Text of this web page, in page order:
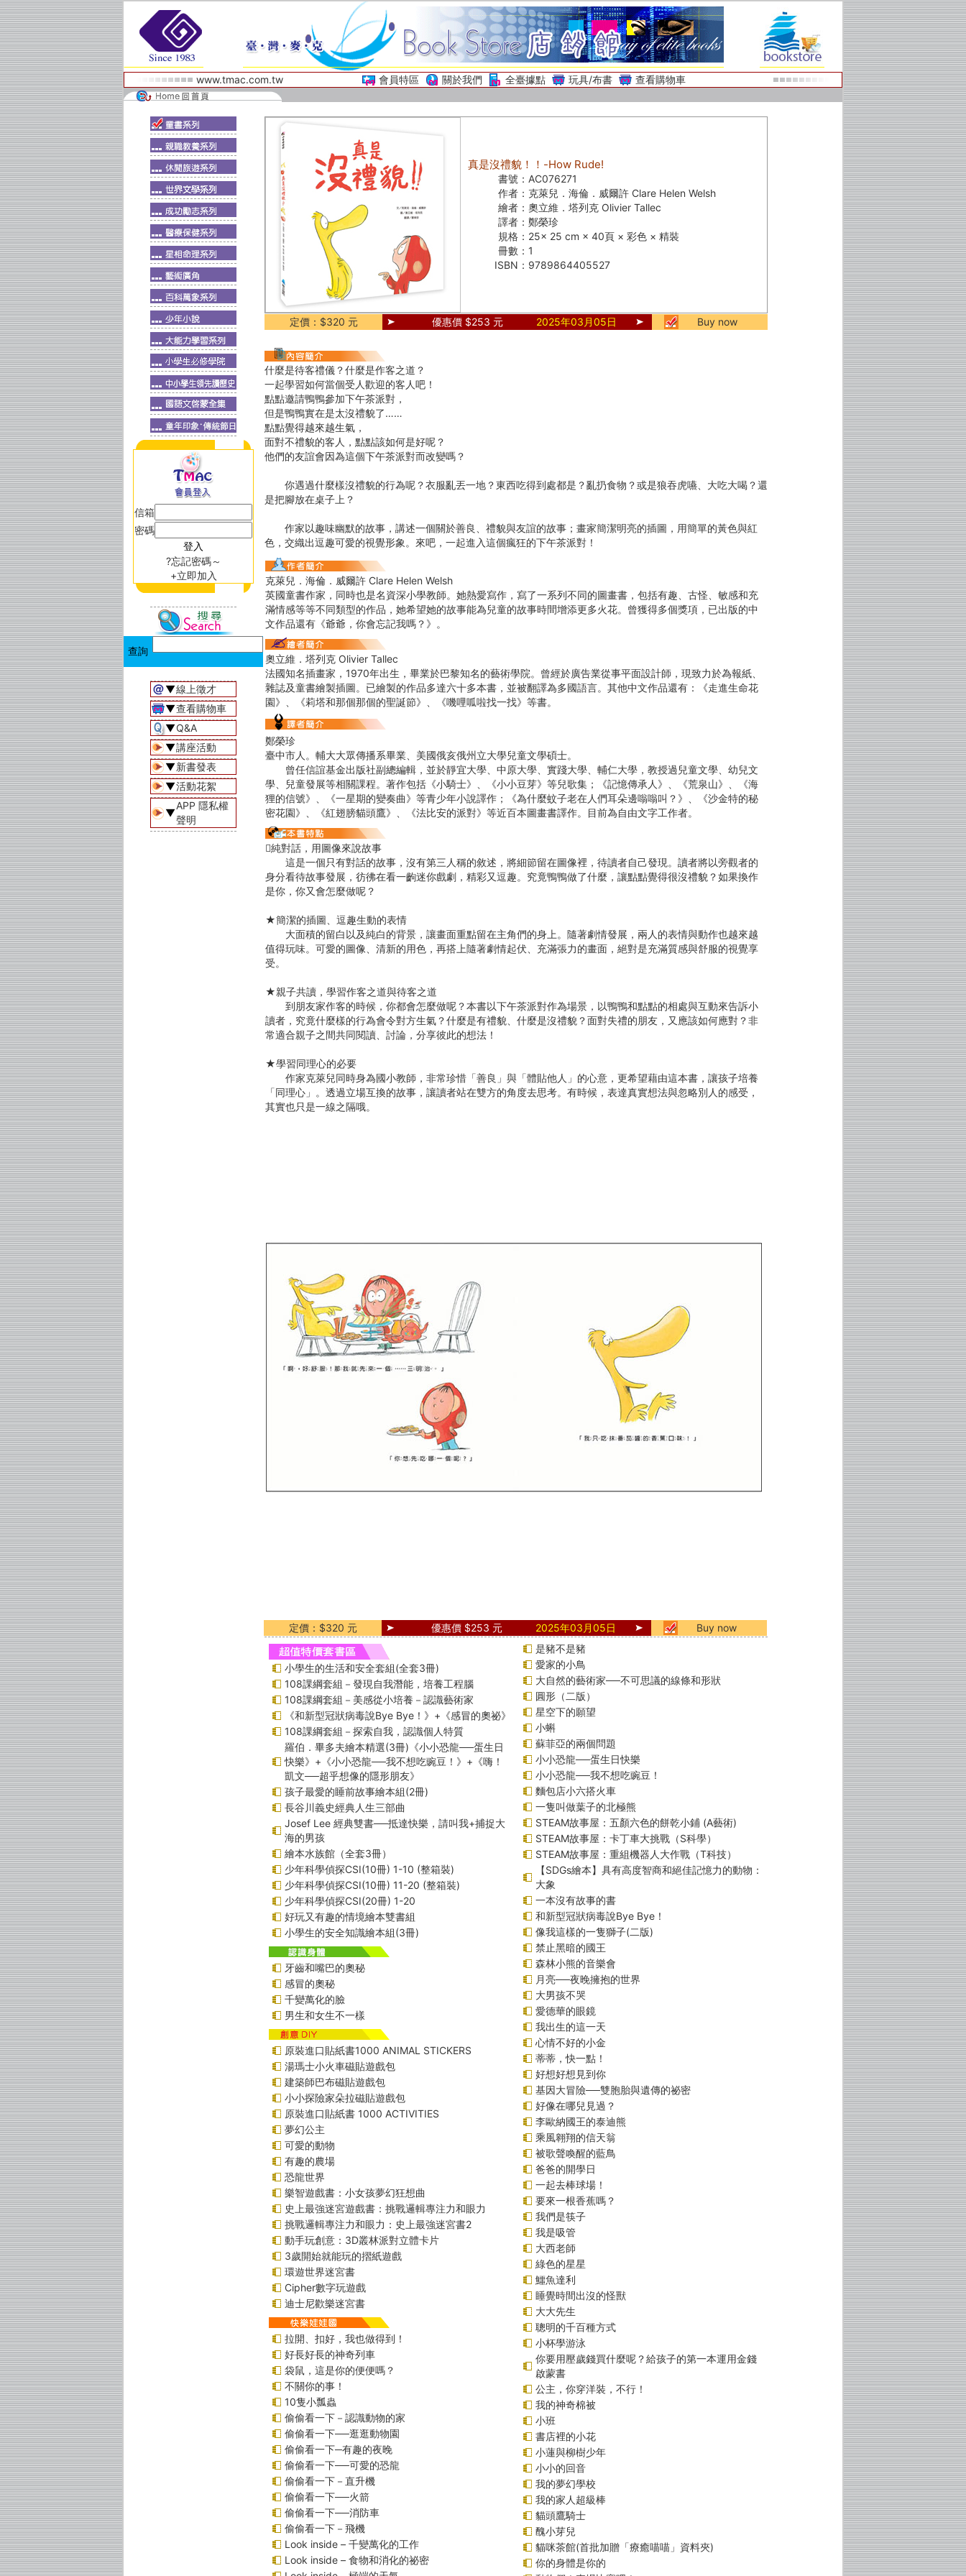
www.tmac.com.tw 會員特區 關於我們 全臺據點 玩具/布書 查看購物車
信箱
密碼
?忘記密碼～
+立即加入
▼線上徵才
▼查看購物車
▼Q&A
▼講座活動
▼新書發表
▼活動花絮
▼
APP 隱私權
聲明
真是沒禮貌！！-How Rude!
書號： AC076271
作者： 克萊兒．海倫．威爾許 Clare Helen Welsh
繪者： 奧立維．塔列克 Olivier Tallec
譯者： 鄭榮珍
規格： 25× 25 cm × 40頁 × 彩色 × 精裝
冊數： 1
ISBN： 9789864405527
定價：$320 元 優惠價 $253 元 2025年03月05日 Buy now
什麼是待客禮儀？什麼是作客之道？
一起學習如何當個受人歡迎的客人吧！
點點邀請鴨鴨參加下午茶派對，
但是鴨鴨實在是太沒禮貌了……
點點覺得越來越生氣，
面對不禮貌的客人，點點該如何是好呢？
他們的友誼會因為這個下午茶派對而改變嗎？
你遇過什麼樣沒禮貌的行為呢？衣服亂丟一地？東西吃得到處都是？亂扔食物？或是狼吞虎嚥、大吃大喝？還
是把腳放在桌子上？
作家以趣味幽默的故事，講述一個關於善良、禮貌與友誼的故事；畫家簡潔明亮的插圖，用簡單的黃色與紅
色，交織出逗趣可愛的視覺形象。來吧，一起進入這個瘋狂的下午茶派對！
克萊兒．海倫．威爾許 Clare Helen Welsh
英國童書作家，同時也是名資深小學教師。她熱愛寫作，寫了一系列不同的圖畫書，包括有趣、古怪、敏感和充
滿情感等等不同類型的作品，她希望她的故事能為兒童的故事時間增添更多火花。曾獲得多個獎項，已出版的中
文作品還有《爺爺，你會忘記我嗎？》。
奧立維．塔列克 Olivier Tallec
法國知名插畫家，1970年出生，畢業於巴黎知名的藝術學院。曾經於廣告業從事平面設計師，現致力於為報紙、
雜誌及童書繪製插圖。已繪製的作品多達六十多本書，並被翻譯為多國語言。其他中文作品還有：《走進生命花
園》、《莉塔和那個那個的聖誕節》、《嘰哩呱啦找一找》等書。
鄭榮珍
臺中市人。輔大大眾傳播系畢業、美國俄亥俄州立大學兒童文學碩士。
曾任信誼基金出版社副總編輯，並於靜宜大學、中原大學、實踐大學、輔仁大學，教授過兒童文學、幼兒文
學、兒童發展等相關課程。著作包括《小騎士》、《小小豆芽》等兒歌集；《記憶傳承人》、《荒泉山》、《海
狸的信號》、《一星期的變奏曲》等青少年小說譯作；《為什麼蚊子老在人們耳朵邊嗡嗡叫？》、《沙金特的秘
密花園》、《紅翅膀貓頭鷹》、《法比安的派對》等近百本圖畫書譯作。目前為自由文字工作者。
純對話，用圖像來說故事
這是一個只有對話的故事，沒有第三人稱的敘述，將細節留在圖像裡，待讀者自己發現。讀者將以旁觀者的
身分看待故事發展，彷彿在看一齣迷你戲劇，精彩又逗趣。究竟鴨鴨做了什麼，讓點點覺得很沒禮貌？如果換作
是你，你又會怎麼做呢？
★簡潔的插圖、逗趣生動的表情
大面積的留白以及純白的背景，讓畫面重點留在主角們的身上。隨著劇情發展，兩人的表情與動作也越來越
值得玩味。可愛的圖像、清新的用色，再搭上隨著劇情起伏、充滿張力的畫面，絕對是充滿質感與舒服的視覺享
受。
★親子共讀，學習作客之道與待客之道
到朋友家作客的時候，你都會怎麼做呢？本書以下午茶派對作為場景，以鴨鴨和點點的相處與互動來告訴小
讀者，究竟什麼樣的行為會令對方生氣？什麼是有禮貌、什麼是沒禮貌？面對失禮的朋友，又應該如何應對？非
常適合親子之間共同閱讀、討論，分享彼此的想法！
★學習同理心的必要
作家克萊兒同時身為國小教師，非常珍惜「善良」與「體貼他人」的心意，更希望藉由這本書，讓孩子培養
「同理心」。透過立場互換的故事，讓讀者站在雙方的角度去思考。有時候，表達真實想法與忽略別人的感受，
其實也只是一線之隔哦。
定價：$320 元 優惠價 $253 元 2025年03月05日 Buy now
小學生的生活和安全套組(全套3冊)
108課綱套組－發現自我潛能，培養工程腦
108課綱套組－美感從小培養－認識藝術家
《和新型冠狀病毒說Bye Bye！》+《感冒的奧祕》
108課綱套組－探索自我，認識個人特質
羅伯．畢多夫繪本精選(3冊)《小小恐龍──蛋生日
快樂》+《小小恐龍──我不想吃豌豆！》+《嗨！
凱文──超乎想像的隱形朋友》
孩子最愛的睡前故事繪本組(2冊)
長谷川義史經典人生三部曲
Josef Lee 經典雙書──抵達快樂，請叫我+捕捉大
海的男孩
繪本水族館（全套3冊）
少年科學偵探CSI(10冊) 1-10 (整箱裝)
少年科學偵探CSI(10冊) 11-20 (整箱裝)
少年科學偵探CSI(20冊) 1-20
好玩又有趣的情境繪本雙書組
小學生的安全知識繪本組(3冊)
牙齒和嘴巴的奧秘
感冒的奧秘
千變萬化的臉
男生和女生不一樣
原裝進口貼紙書1000 ANIMAL STICKERS
湯瑪士小火車磁貼遊戲包
建築師巴布磁貼遊戲包
小小探險家朵拉磁貼遊戲包
原裝進口貼紙書 1000 ACTIVITIES
夢幻公主
可愛的動物
有趣的農場
恐龍世界
樂智遊戲書：小女孩夢幻狂想曲
史上最強迷宮遊戲書：挑戰邏輯專注力和眼力
挑戰邏輯專注力和眼力：史上最強迷宮書2
動手玩創意：3D叢林派對立體卡片
3歲開始就能玩的摺紙遊戲
環遊世界迷宮書
Cipher數字玩遊戲
迪士尼歡樂迷宮書
拉開、扣好，我也做得到！
好長好長的神奇列車
袋鼠，這是你的便便嗎？
不關你的事！
10隻小瓢蟲
偷偷看一下－認識動物的家
偷偷看一下──逛逛動物園
偷偷看一下─有趣的夜晚
偷偷看一下──可愛的恐龍
偷偷看一下－直升機
偷偷看一下──火箭
偷偷看一下──消防車
偷偷看一下－飛機
Look inside – 千變萬化的工作
Look inside – 食物和消化的祕密
是豬不是豬
愛家的小鳥
大自然的藝術家──不可思議的線條和形狀
圓形（二版）
星空下的願望
小蝌
蘇菲亞的兩個問題
小小恐龍──蛋生日快樂
小小恐龍──我不想吃豌豆！
麵包店小六搭火車
一隻叫做葉子的北極熊
STEAM故事屋：五顏六色的餅乾小鋪 (A藝術)
STEAM故事屋：卡丁車大挑戰（S科學）
STEAM故事屋：重組機器人大作戰（T科技）
【SDGs繪本】具有高度智商和絕佳記憶力的動物：
大象
一本沒有故事的書
和新型冠狀病毒說Bye Bye！
像我這樣的一隻獅子(二版)
禁止黑暗的國王
森林小熊的音樂會
月亮──夜晚擁抱的世界
大男孩不哭
愛德華的眼鏡
我出生的這一天
心情不好的小金
蒂蒂，快一點！
好想好想見到你
基因大冒險──雙胞胎與遺傳的祕密
好像在哪兒見過？
李歐納國王的泰迪熊
乘風翱翔的信天翁
被歌聲喚醒的藍鳥
爸爸的開學日
一起去棒球場！
要來一根香蕉嗎？
我們是筷子
我是吸管
大西老師
綠色的星星
鱷魚達利
睡覺時間出沒的怪獸
大大先生
聰明的千百種方式
小杯學游泳
你要用壓歲錢買什麼呢？給孩子的第一本運用金錢
啟蒙書
公主，你穿洋裝，不行！
我的神奇棉被
小班
書店裡的小花
小蓮與柳樹少年
小小的回音
我的夢幻學校
我的家人超級棒
貓頭鷹騎士
醜小芽兒
貓咪茶館(首批加贈「療癒喵喵」資料夾)
你的身體是你的